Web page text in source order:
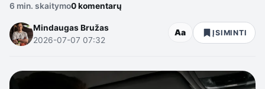
6 min. skaitymo0 komentarų
Mindaugas Bružas
2026-07-07 07:32
Aa ĮSIMINTI